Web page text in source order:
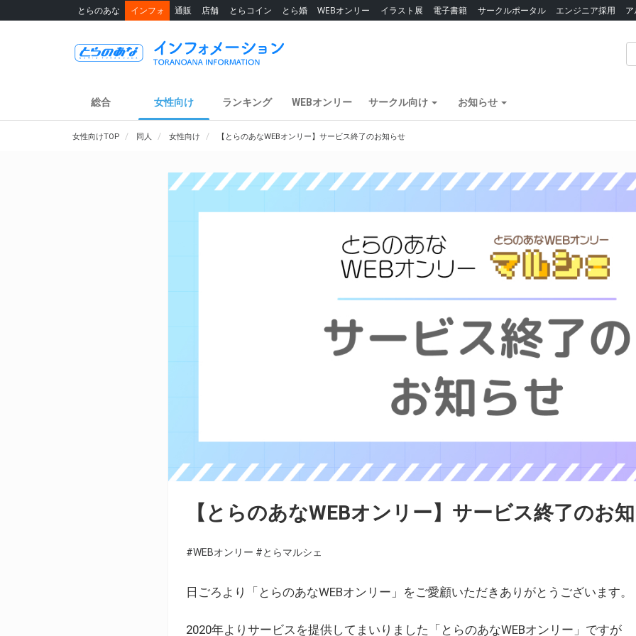
とらのあな インフォ 通販 店舗 とらコイン とら婚 WEBオンリー イラスト展 電子書籍 サークルポータル エンジニア採用
総合 女性向け ランキング WEBオンリー サークル向け お知らせ
女性向けTOP 同人 女性向け 【とらのあなWEBオンリー】サービス終了のお知らせ
【とらのあなWEBオンリー】サービス終了のお
#WEBオンリー #とらマルシェ
日ごろより「とらのあなWEBオンリー」をご愛顧いただきありがとうございます。
2020年よりサービスを提供してまいりました「とらのあなWEBオンリー」ですが